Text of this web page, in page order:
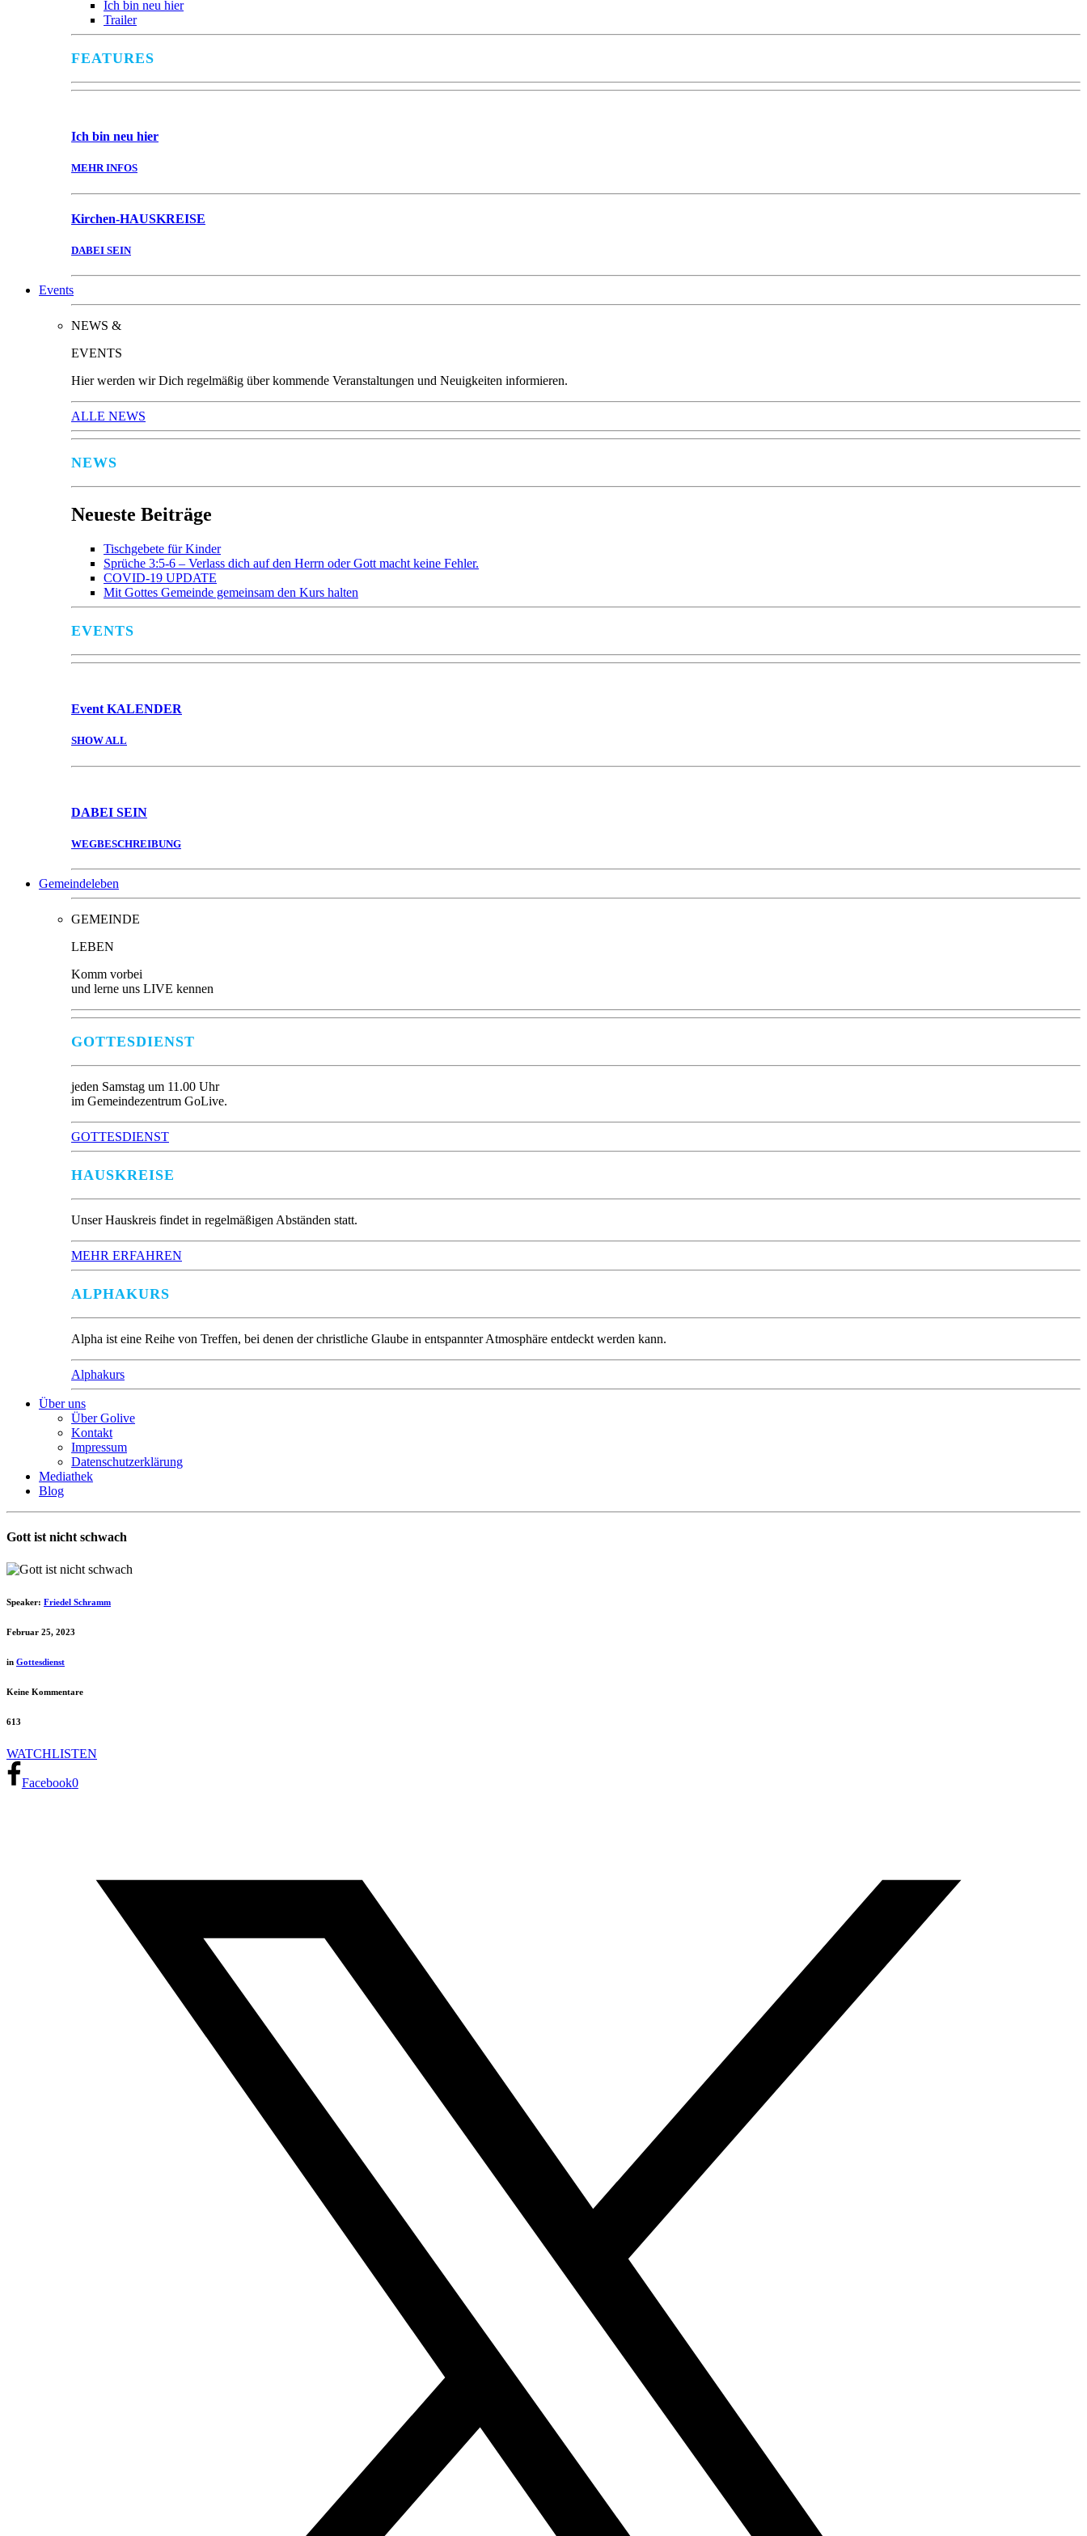
Ich bin neu hier
Trailer
FEATURES
Ich bin neu hier
MEHR INFOS
Kirchen-HAUSKREISE
DABEI SEIN
Events
NEWS &
EVENTS
Hier werden wir Dich regelmäßig über kommende Veranstaltungen und Neuigkeiten informieren.
ALLE NEWS
NEWS
Neueste Beiträge
Tischgebete für Kinder
Sprüche 3:5-6 – Verlass dich auf den Herrn oder Gott macht keine Fehler.
COVID-19 UPDATE
Mit Gottes Gemeinde gemeinsam den Kurs halten
EVENTS
Event KALENDER
SHOW ALL
DABEI SEIN
WEGBESCHREIBUNG
Gemeindeleben
GEMEINDE
LEBEN
Komm vorbei
und lerne uns LIVE kennen
GOTTESDIENST
jeden Samstag um 11.00 Uhr
im Gemeindezentrum GoLive.
GOTTESDIENST
HAUSKREISE
Unser Hauskreis findet in regelmäßigen Abständen statt.
MEHR ERFAHREN
ALPHAKURS
Alpha ist eine Reihe von Treffen, bei denen der christliche Glaube in entspannter Atmosphäre entdeckt werden kann.
Alphakurs
Über uns
Über Golive
Kontakt
Impressum
Datenschutzerklärung
Mediathek
Blog
Gott ist nicht schwach
Speaker: Friedel Schramm
Februar 25, 2023
in Gottesdienst
Keine Kommentare
613
WATCHLISTEN
Facebook0